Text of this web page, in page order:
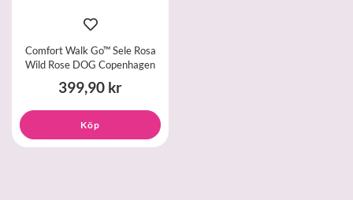
Comfort Walk Go™ Sele Rosa
Wild Rose DOG Copenhagen
399,90 kr
Köp